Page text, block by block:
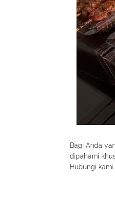
Bagi Anda
dipahami
Hubungi